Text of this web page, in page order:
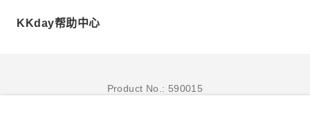
KKday帮助中心
Product No.: 590015